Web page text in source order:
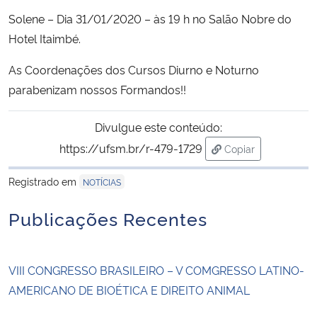
Ministério do Turismo
Ministério do Desenvolvimento Regional
Controladoria-Geral da União
Ministério da Mulher, da Família e dos Direitos Humanos
Secretaria-Geral
Secretaria de Governo
Gabinete de Segurança Institucional
Solene – Dia 31/01/2020 – às 19 h no Salão Nobre do
Hotel Itaimbé.
As Coordenações dos Cursos Diurno e Noturno
parabenizam nossos Formandos!!
Divulgue este conteúdo:
https://ufsm.br/r-479-1729
Copiar
para área de
Registrado em
NOTÍCIAS
Publicações Recentes
VIII CONGRESSO BRASILEIRO – V COMGRESSO LATINO-
AMERICANO DE BIOÉTICA E DIREITO ANIMAL